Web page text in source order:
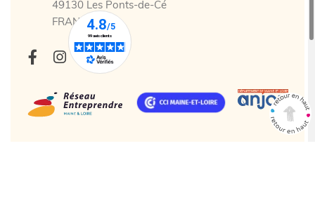
49130 Les Ponts-de-Cé
FRANCE